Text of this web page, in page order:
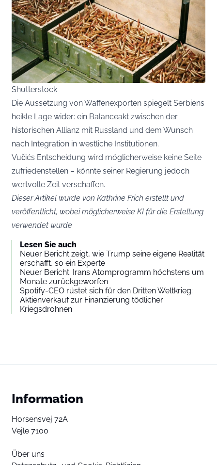
Shutterstock
Die Aussetzung von Waffenexporten spiegelt Serbiens
heikle Lage wider: ein Balanceakt zwischen der
historischen Allianz mit Russland und dem Wunsch
nach Integration in westliche Institutionen.
Vučićs Entscheidung wird möglicherweise keine Seite
zufriedenstellen – könnte seiner Regierung jedoch
wertvolle Zeit verschaffen.
Dieser Artikel wurde von Kathrine Frich erstellt und
veröffentlicht, wobei möglicherweise KI für die Erstellung
verwendet wurde
Lesen Sie auch
Neuer Bericht zeigt, wie Trump seine eigene Realität
erschafft, so ein Experte
Neuer Bericht: Irans Atomprogramm höchstens um
Monate zurückgeworfen
Spotify-CEO rüstet sich für den Dritten Weltkrieg:
Aktienverkauf zur Finanzierung tödlicher
Kriegsdrohnen
Information
Horsensvej 72A
Vejle 7100
Über uns